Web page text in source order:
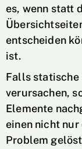
es, wenn statt
entscheiden
ist.
Falls statische
verursachen,
Elemente
einen nicht
Problem